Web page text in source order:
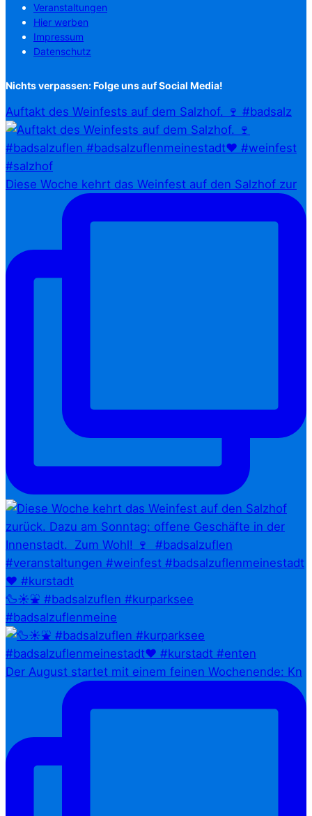
Veranstaltungen
Hier werben
Impressum
Datenschutz
Nichts verpassen: Folge uns auf Social Media!
Auftakt des Weinfests auf dem Salzhof. 🍷 #badsalz
Diese Woche kehrt das Weinfest auf den Salzhof zur
🦆☀️⛲ #badsalzuflen #kurparksee
#badsalzuflenmeine
Der August startet mit einem feinen Wochenende: Kn